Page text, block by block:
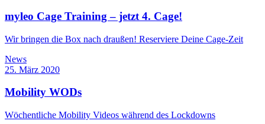
myleo Cage Training – jetzt 4. Cage!
Wir bringen die Box nach draußen! Reserviere Deine Cage-Zeit
News
25. März 2020
Mobility WODs
Wöchentliche Mobility Videos während des Lockdowns